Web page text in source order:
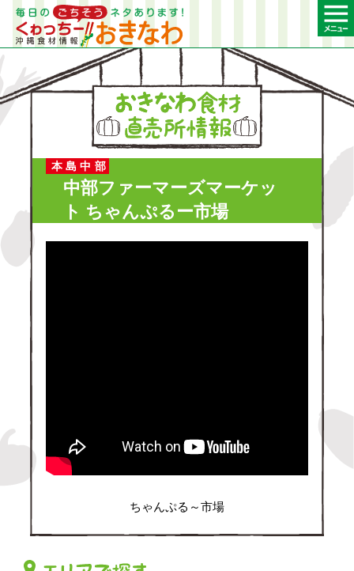
本島中部
中部ファーマーズマーケッ
ト ちゃんぷるー市場
ちゃんぷる～市場